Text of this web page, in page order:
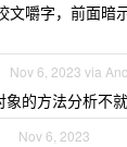
文嚼字，前面暗
Nov 6, 2023 via
象的方法分析不
Nov 6, 2023